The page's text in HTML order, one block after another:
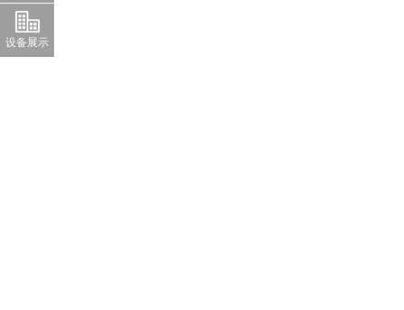
设备展示